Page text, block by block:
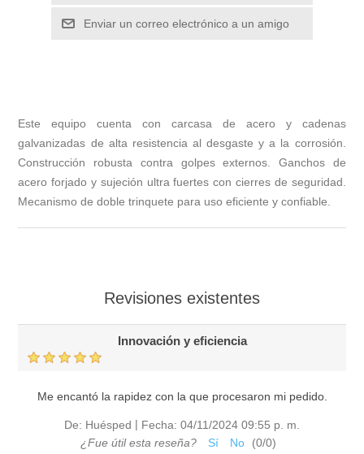
Enviar un correo electrónico a un amigo
Este equipo cuenta con carcasa de acero y cadenas
galvanizadas de alta resistencia al desgaste y a la corrosión.
Construcción robusta contra golpes externos. Ganchos de
acero forjado y sujeción ultra fuertes con cierres de seguridad.
Mecanismo de doble trinquete para uso eficiente y confiable.
Revisiones existentes
Innovación y eficiencia
Me encantó la rapidez con la que procesaron mi pedido.
De: Huésped | Fecha: 04/11/2024 09:55 p. m.
¿Fue útil esta reseña?
Sí No (0/0)